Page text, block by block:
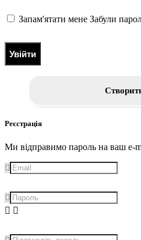
Запам'ятати мене Забули
Увійти
Реєстрація
Ми відправимо пароль на ваш e-